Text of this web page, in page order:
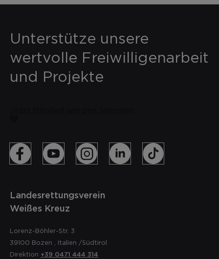
Unterstütze unsere
wertvolle Freiwilligenarbeit
und Projekte
Landesrettungsverein
Weißes Kreuz
Lorenz-Böhler-Str. 3
39100 Bozen Italien /Südtirol
Direktion +39 0471 444 314